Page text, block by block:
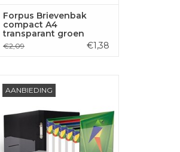
Forpus Brievenbak
compact A4
transparant groen
€2,09 €1,38
AANBIEDINGPP, blauw
TOEVOEGEN AAN
WINKELWAGEN